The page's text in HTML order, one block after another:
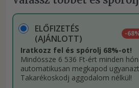
ELŐFIZETÉS
(AJÁNLOTT)
-
Iratkozz fel és spórolj 68%-ot!
Mindössze 6 536 Ft-ért minden
automatikusan megkapod
Takarékoskodj aggodalom nélkül!